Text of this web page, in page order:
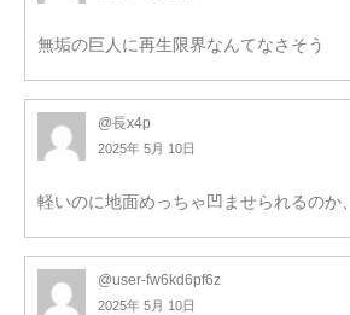
無垢の巨人に再生限界なんてなさそう
@長x4p
2025年 5月 10日
軽いのに地面めっちゃ凹ませられるのか、
@user-fw6kd6pf6z
2025年 5月 10日